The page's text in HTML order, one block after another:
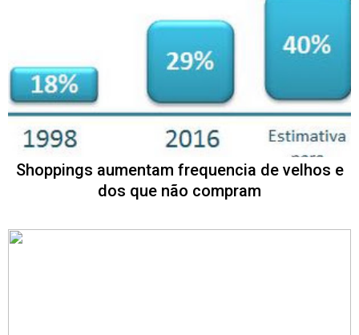
Shoppings aumentam frequencia de velhos e
dos que não compram